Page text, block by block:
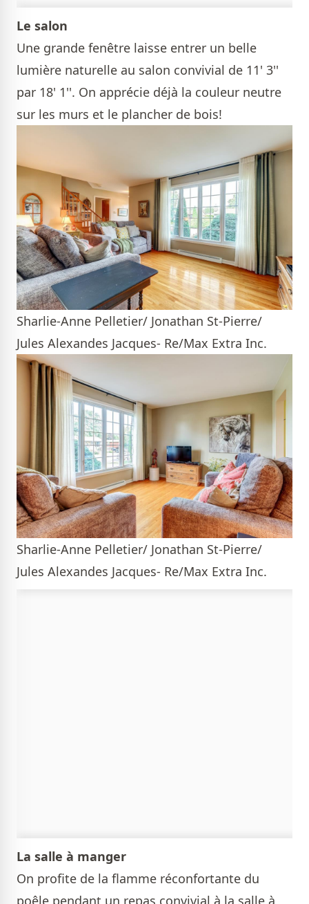
Le salon
Une grande fenêtre laisse entrer un belle
lumière naturelle au salon convivial de 11' 3''
par 18' 1''. On apprécie déjà la couleur neutre
sur les murs et le plancher de bois!
Sharlie-Anne Pelletier/ Jonathan St-Pierre/
Jules Alexandes Jacques- Re/Max Extra Inc.
Sharlie-Anne Pelletier/ Jonathan St-Pierre/
Jules Alexandes Jacques- Re/Max Extra Inc.
La salle à manger
On profite de la flamme réconfortante du
poêle pendant un repas convivial à la salle à